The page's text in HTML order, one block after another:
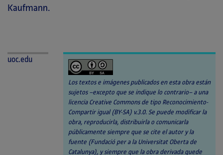
Kaufmann.
uoc.edu
Los textos e imágenes publicados en esta obra están
sujetos –excepto que se indique lo contrario– a una
licencia Creative Commons de tipo Reconocimiento-
Compartir igual (BY-SA) v.3.0. Se puede modificar la
obra, reproducirla, distribuirla o comunicarla
públicamente siempre que se cite el autor y la
fuente (Fundació per a la Universitat Oberta de
Catalunya), y siempre que la obra derivada quede